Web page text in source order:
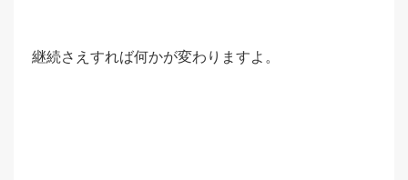
継続さえすれば何かが変わりますよ。